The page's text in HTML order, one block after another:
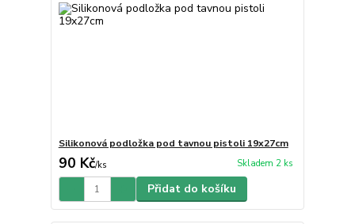
Silikonová podložka pod tavnou pistoli 19x27cm
90 Kč/ks Skladem 2 ks
Přidat do košíku